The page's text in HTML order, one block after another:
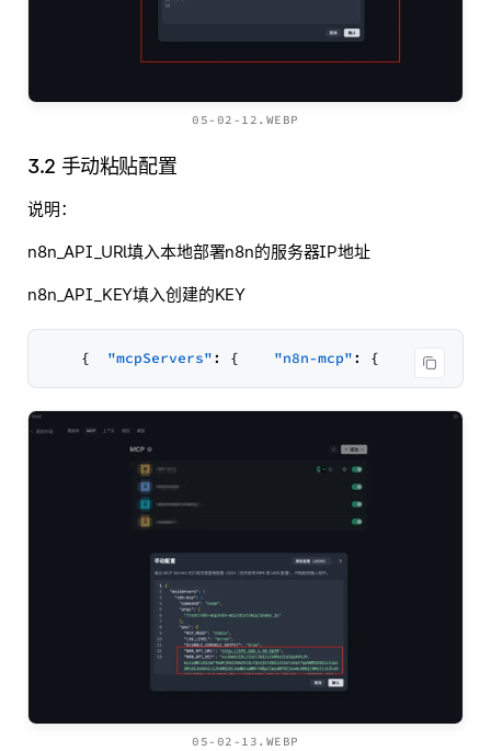
05-02-12.WEBP
3.2 手动粘贴配置
说明：
n8n_API_URl填入本地部署n8n的服务器IP地址
n8n_API_KEY填入创建的KEY
{ "mcpServers": { "n8n-mcp": {
05-02-13.WEBP